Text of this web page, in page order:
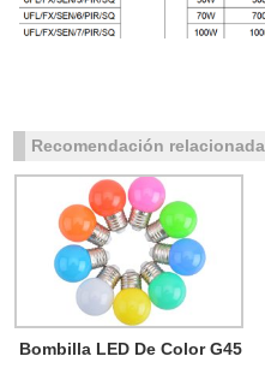
Recomendación relacionada
Bombilla LED De Color G45